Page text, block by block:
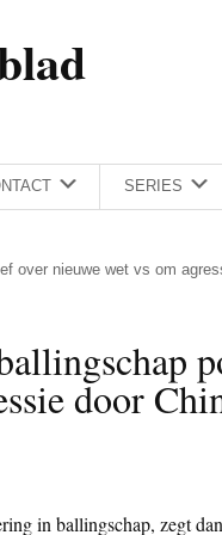
SERIES
over nieuwe wet vs om
door
in ballingschap, zegt